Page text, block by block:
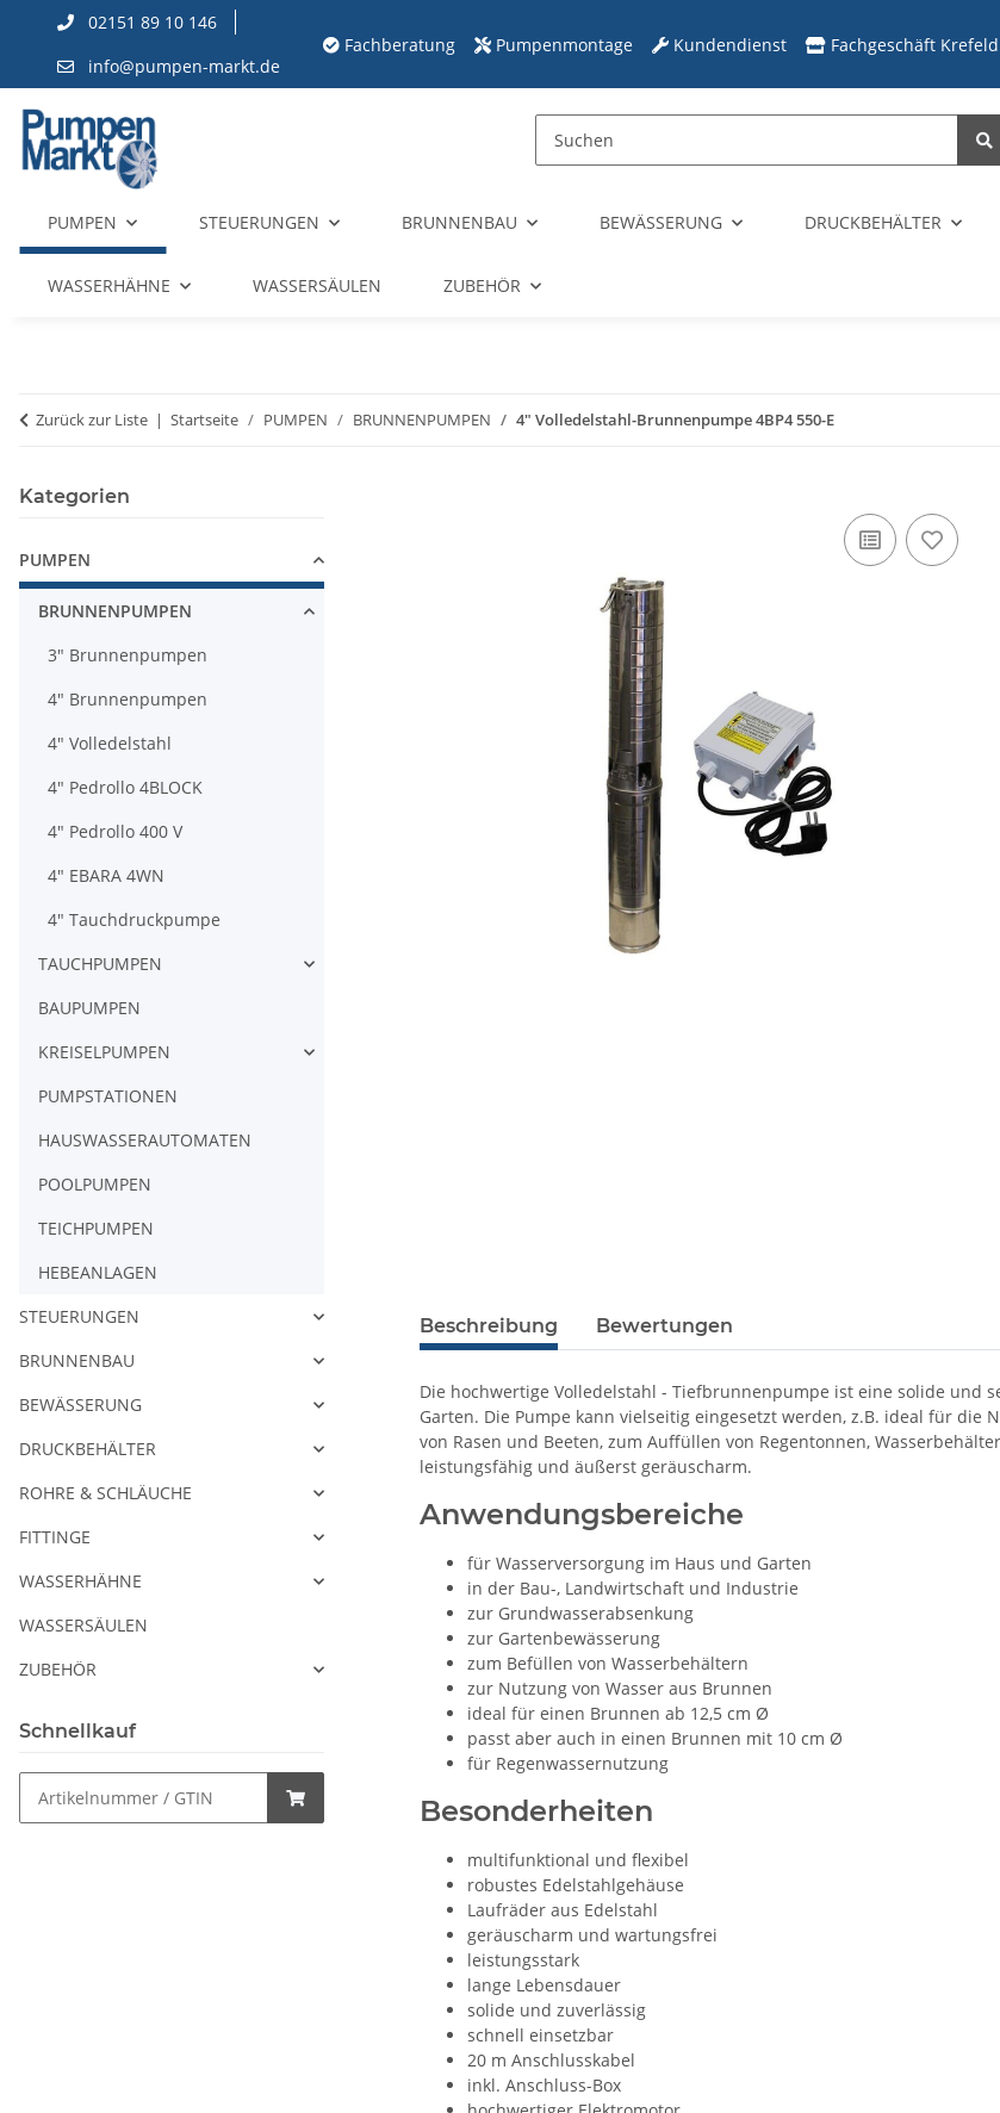
02151 89 10 146
info@pumpen-markt.de
Fachberatung Pumpenmontage Kundendienst Fachgeschäft Krefeld
PUMPEN STEUERUNGEN BRUNNENBAU BEWÄSSERUNG DRUCKBEHÄLTER
WASSERHÄHNE WASSERSÄULEN ZUBEHÖR
Zurück zur Liste Startseite PUMPEN BRUNNENPUMPEN 4" Volledelstahl-Brunnenpumpe 4BP4 550-E
Beschreibung Bewertungen
Die hochwertige Volledelstahl - Tiefbrunnenpumpe ist eine solide und
Garten. Die Pumpe kann vielseitig eingesetzt werden, z.B. ideal für die
von Rasen und Beeten, zum Auffüllen von Regentonnen,
leistungsfähig und äußerst geräuscharm.
Anwendungsbereiche
für Wasserversorgung im Haus und Garten
in der Bau-, Landwirtschaft und Industrie
zur Grundwasserabsenkung
zur Gartenbewässerung
zum Befüllen von Wasserbehältern
zur Nutzung von Wasser aus Brunnen
ideal für einen Brunnen ab 12,5 cm Ø
passt aber auch in einen Brunnen mit 10 cm Ø
für Regenwassernutzung
Besonderheiten
multifunktional und flexibel
robustes Edelstahlgehäuse
Laufräder aus Edelstahl
geräuscharm und wartungsfrei
leistungsstark
lange Lebensdauer
solide und zuverlässig
schnell einsetzbar
20 m Anschlusskabel
inkl. Anschluss-Box
Kategorien
PUMPEN
BRUNNENPUMPEN
3" Brunnenpumpen
4" Brunnenpumpen
4" Volledelstahl
4" Pedrollo 4BLOCK
4" Pedrollo 400 V
4" EBARA 4WN
4" Tauchdruckpumpe
TAUCHPUMPEN
BAUPUMPEN
KREISELPUMPEN
PUMPSTATIONEN
HAUSWASSERAUTOMATEN
POOLPUMPEN
TEICHPUMPEN
HEBEANLAGEN
STEUERUNGEN
BRUNNENBAU
BEWÄSSERUNG
DRUCKBEHÄLTER
ROHRE & SCHLÄUCHE
FITTINGE
WASSERHÄHNE
WASSERSÄULEN
ZUBEHÖR
Schnellkauf